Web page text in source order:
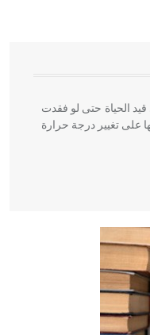
ومصر خاصة، حيث يحرص
قيد الحياة حتى لو فقدت
على تغيير درجة حرارة
أربعة مؤلفات هي:
في جروح الرأس. ويعود